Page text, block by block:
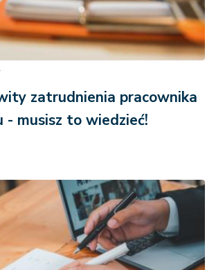
zatrudnienia pracownika
musisz to wiedzieć!